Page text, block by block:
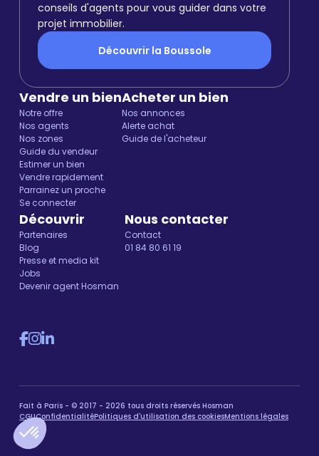
conseils d'agents pour vous guider dans votre
projet immobilier.
Découvrir la Boussole
Vendre un bien
Notre offre
Nos agents
Nos zones
Guide du vendeur
Estimer un bien
Vendre rapidement
Parrainez un proche
Se connecter
Acheter un bien
Nos annonces
Alerte achat
Guide de l'acheteur
Découvrir
Partenaires
Blog
Presse et media kit
Jobs
Devenir agent Hosman
Nous contacter
Contact
01 84 80 61 19
Fait à Paris - © 2017 - 2026 tous droits réservés Hosman
CGUConfidentialitéPolitiques d'utilisation des cookiesMentions légales